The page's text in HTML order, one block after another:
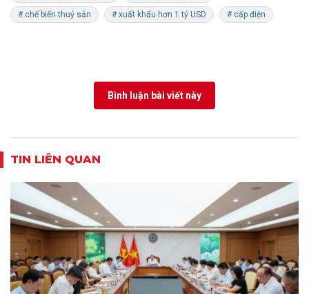
# chế biến thuỷ sản # xuất khẩu hơn 1 tỷ USD # cấp điện
Bình luận bài viết này
TIN LIÊN QUAN